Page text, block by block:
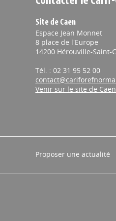
Site de Caen
Espace Jean Monnet
8 place de l'Europe
14200 Hérouville-Saint-
Tél. : 02 31 95 52 00
Venir sur le site de Caen
Proposer une actualité